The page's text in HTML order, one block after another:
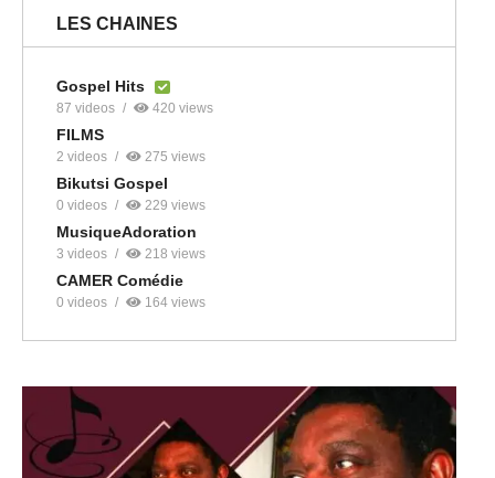
LES CHAINES
Gospel Hits
87 videos 420 views
FILMS
2 videos 275 views
Bikutsi Gospel
0 videos 229 views
MusiqueAdoration
3 videos 218 views
CAMER Comédie
0 videos 164 views